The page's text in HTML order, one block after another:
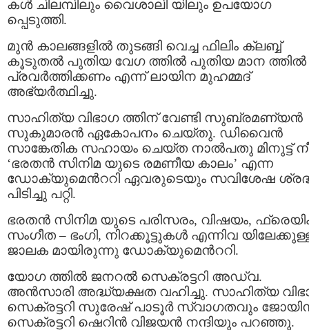
കള്‍ ചിലമ്പിലും വൈശാലി യിലും ഉപയോഗ
പ്പെടുത്തി.
മുന്‍ കാലങ്ങളില്‍ തുടങ്ങി വെച്ച ഫിലിം ക്ലബ്ബ്
കൂടുതല്‍ പുതിയ വേഗ ത്തില്‍ പുതിയ മാന ത്തില്‍
പ്രവര്‍ത്തിക്കണം എന്ന് ലായിന മുഹമ്മദ്
അഭ്യര്‍ത്ഥിച്ചു.
സാഹിത്യ വിഭാഗ ത്തിന് വേണ്ടി സുബ്രമണ്യന്‍
സുകുമാരന്‍ ഏകോപനം ചെയ്തു. ഡിവൈന്‍
സാങ്കേതിക സഹായം ചെയ്ത നാല്‍പതു മിനുട്ട്
‘ഭരതന്‍ സിനിമ യുടെ രമണീയ കാലം’ എന്ന
ഡോക്യുമെന്‍ററി ഏവരുടെയും സവിശേഷ
പിടിച്ചു പറ്റി.
ഭരതന്‍ സിനിമ യുടെ പരിസരം, വിഷയം,
സംഗീത – ഭംഗി, നിറക്കൂട്ടുകള്‍ എന്നിവ
ജാലക മായിരുന്നു ഡോക്യുമെന്‍ററി.
യോഗ ത്തില്‍ ജനറല്‍ സെക്രട്ടറി അഡ്വ.
അന്‍സാരി അദ്ധ്യക്ഷത വഹിച്ചു. സാഹിത്യ
സെക്രട്ടറി സുരേഷ് പാടൂര്‍ സ്വാഗതവും
സെക്രട്ടറി ഷെറിന്‍ വിജയന്‍ നന്ദിയും പറഞ്ഞു.